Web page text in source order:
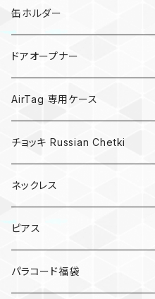
亀
キノコ
缶ホルダー
ドアオープナー
AirTag 専用ケース
AirTagキーリング
チョッキ Russian Chetki
ネックレス
ピアス
パラコード福袋